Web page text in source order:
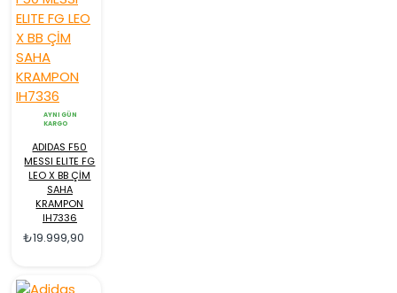
AYNI GÜN
KARGO
ADIDAS F50
MESSI ELITE FG
LEO X BB ÇİM
SAHA
KRAMPON
IH7336
₺19.999,90